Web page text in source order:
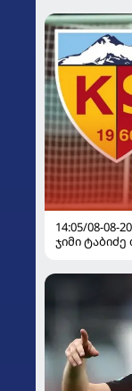
14:05/08-08-
ჯიმი